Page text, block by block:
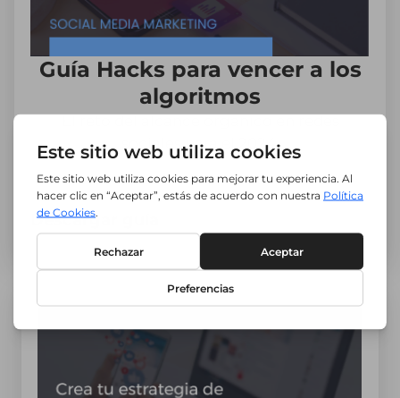
Guía Hacks para vencer a los
algoritmos
El reto del alcance orgánico en redes
sociales para el 2024.
Descargar guía